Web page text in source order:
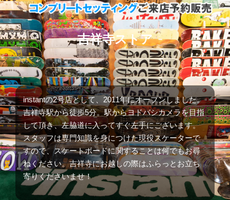
吉祥寺ストア
instantの2号店として、2011年にオープンしました。
吉祥寺駅から徒歩5分。駅からヨドバシカメラを目指
して頂き、左脇道に入ってすぐ左手にございます。
スタッフは専門知識を身につけた現役スケーターで
すので、スケートボードに関することは何でもお尋
ねください。吉祥寺にお越しの際はふらっとお立ち
寄りくださいませ！